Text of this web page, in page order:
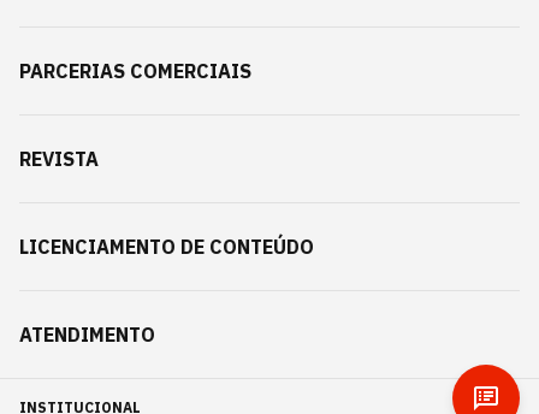
PARCERIAS COMERCIAIS
REVISTA
LICENCIAMENTO DE CONTEÚDO
ATENDIMENTO
INSTITUCIONAL